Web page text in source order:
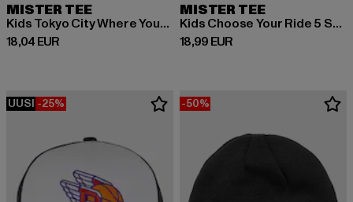
MISTER TEE
Kids Tokyo City Where Your Future Begins Tee
18,04 EUR
Ajankohtainen hinta: 18,04 EUR
MISTER TEE
Kids Choose Your Ride 5 Stars Tee
18,99 EUR
Ajankohtainen hinta: 18,99 EUR
UUSI -25% -50%